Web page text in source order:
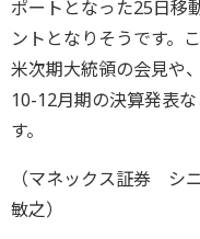
ポートとなった25日移
ントとなりそうです。
米次期大統領の会見や
10-12月期の決算発表
す。
（マネックス証券 シ
敏之）